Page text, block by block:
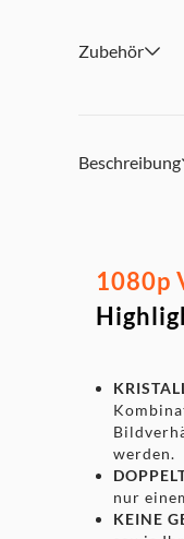
Zubehör
Beschreibung
1080p
werden.
nur
KEINE